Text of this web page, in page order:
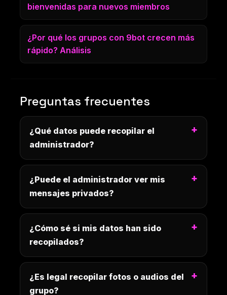
bienvenidas para nuevos miembros
¿Por qué los grupos con 9bot crecen más
rápido? Análisis
Preguntas frecuentes
¿Qué datos puede recopilar el
administrador?
¿Puede el administrador ver mis
mensajes privados?
¿Cómo sé si mis datos han sido
recopilados?
¿Es legal recopilar fotos o audios del
grupo?